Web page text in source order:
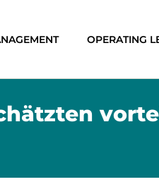
OPERATING